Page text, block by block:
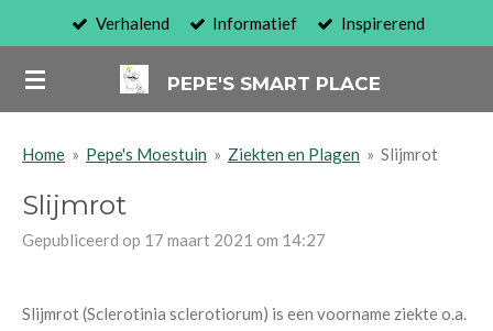
naar
de
PEPE'S SMART PLACE
Verhalend Informatief Inspirerend
Home » Pepe's Moestuin » Ziekten en Plagen » Slijmrot
Slijmrot
Gepubliceerd op 17 maart 2021 om 14:27
Slijmrot (Sclerotinia sclerotiorum) is een voorname ziekte o.a.